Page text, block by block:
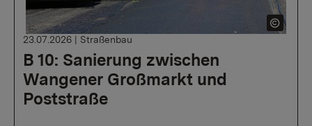
B 10: Sanierung zwischen
Wangener Großmarkt und
Poststraße
23.07.2026 | Straßenbau